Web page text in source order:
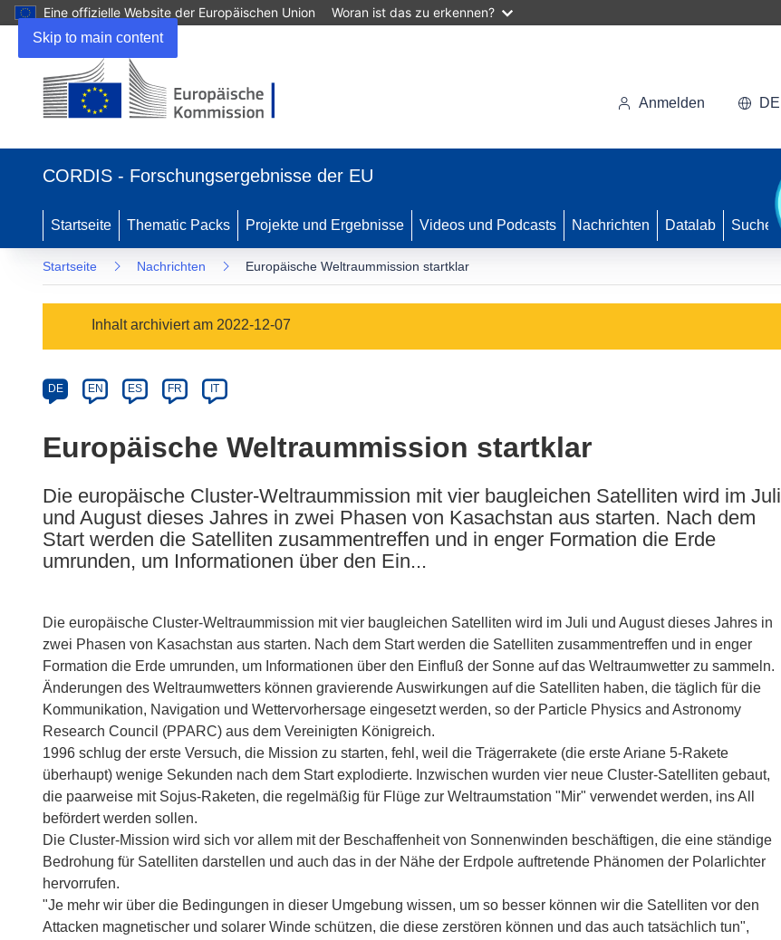
Skip to main content
Eine offizielle Website der Europäischen Union Woran ist das zu erkennen?
neuem
Anmelden DE
CORDIS - Forschungsergebnisse der EU
Startseite Thematic Packs Projekte und Ergebnisse Videos und Podcasts Nachrichten Datalab Suche
Startseite Nachrichten Europäische Weltraummission startklar
Category
Inhalt archiviert am 2022-12-07
Article
available
the
languages:
DE EN ES FR IT
Europäische Weltraummission startklar
Die europäische Cluster-Weltraummission mit vier baugleichen Satelliten wird im Juli
und August dieses Jahres in zwei Phasen von Kasachstan aus starten. Nach dem
Start werden die Satelliten zusammentreffen und in enger Formation die Erde
umrunden, um Informationen über den Ein...
Die europäische Cluster-Weltraummission mit vier baugleichen Satelliten wird im Juli und August dieses Jahres in
zwei Phasen von Kasachstan aus starten. Nach dem Start werden die Satelliten zusammentreffen und in enger
Formation die Erde umrunden, um Informationen über den Einfluß der Sonne auf das Weltraumwetter zu sammeln.
Änderungen des Weltraumwetters können gravierende Auswirkungen auf die Satelliten haben, die täglich für die
Kommunikation, Navigation und Wettervorhersage eingesetzt werden, so der Particle Physics and Astronomy
Research Council (PPARC) aus dem Vereinigten Königreich.
1996 schlug der erste Versuch, die Mission zu starten, fehl, weil die Trägerrakete (die erste Ariane 5-Rakete
überhaupt) wenige Sekunden nach dem Start explodierte. Inzwischen wurden vier neue Cluster-Satelliten gebaut,
die paarweise mit Sojus-Raketen, die regelmäßig für Flüge zur Weltraumstation "Mir" verwendet werden, ins All
befördert werden sollen.
Die Cluster-Mission wird sich vor allem mit der Beschaffenheit von Sonnenwinden beschäftigen, die eine ständige
Bedrohung für Satelliten darstellen und auch das in der Nähe der Erdpole auftretende Phänomen der Polarlichter
hervorrufen.
"Je mehr wir über die Bedingungen in dieser Umgebung wissen, um so besser können wir die Satelliten vor den
Attacken magnetischer und solarer Winde schützen, die diese zerstören können und das auch tatsächlich tun",